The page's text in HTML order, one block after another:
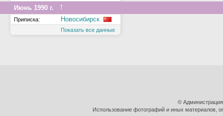
Июнь 1990 г.
↑
Приписка: Новосибирск
Показать все данные
©
Использование фотографий и иных материалов,